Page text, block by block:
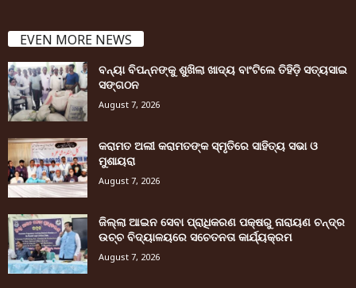
EVEN MORE NEWS
ବନ୍ୟା ବିପନ୍ନଙ୍କୁ ଶୁଖିଲା ଖାଦ୍ୟ ବାଂଟିଲେ ତିହିଡି଼ ସତ୍ୟସାଇ
ସଙ୍ଗଠନ
August 7, 2026
କରାମତ ଅଲୀ କରାମତଙ୍କ ସ୍ମୃତିରେ ସାହିତ୍ୟ ସଭା ଓ
ମୁଶାୟରା
August 7, 2026
ଜିଲ୍ଲା ଆଇନ ସେବା ପ୍ରାଧିକରଣ ପକ୍ଷରୁ ନାରାୟଣ ଚନ୍ଦ୍ର
ଉଚ୍ଚ ବିଦ୍ୟାଳୟରେ ସଚେତନତା କାର୍ଯ୍ୟକ୍ରମ
August 7, 2026